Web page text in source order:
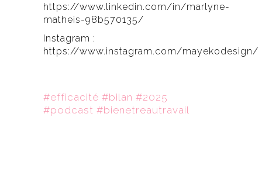
https://www.linkedin.com/in/marlyne-
matheis-98b570135/
Instagram :
https://www.instagram.com/mayekodesign/
#efficacité #bilan #2025
#podcast #bienetreautravail